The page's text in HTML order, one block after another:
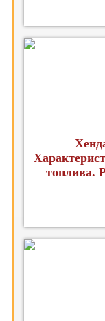
топлива.